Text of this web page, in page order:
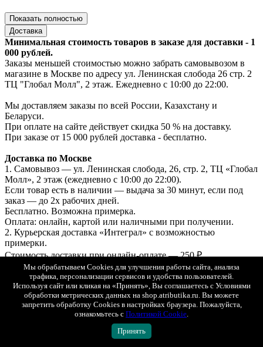
Показать полностью
Доставка
Минимальная стоимость товаров в заказе для доставки - 1
000 рублей.
Заказы меньшей стоимостью можно забрать самовывозом в
магазине в Москве по адресу ул. Ленинская слобода 26 стр. 2
ТЦ "Глобал Молл", 2 этаж. Ежедневно с 10:00 до 22:00.
Мы доставляем заказы по всей России, Казахстану и
Беларуси.
При оплате на сайте действует скидка 50 % на доставку.
При заказе от 15 000 рублей доставка - бесплатно.
Доставка по Москве
1. Самовывоз — ул. Ленинская слобода, 26, стр. 2, ТЦ «Глобал
Молл», 2 этаж (ежедневно с 10:00 до 22:00).
Если товар есть в наличии — выдача за 30 минут, если под
заказ — до 2х рабочих дней.
Бесплатно. Возможна примерка.
Оплата: онлайн, картой или наличными при получении.
2. Курьерская доставка «Интеграл» с возможностью
примерки.
Стоимость доставки при онлайн-оплате — 250 ₽.
Стоимость доставки при оплате при получении — 500 ₽.
3. СДЭК (самовывоз из ПВЗ) с возможностью примерки.
Стоимость рассчитывается в корзине.
Оплата онлайн или при получении.
Доставка в регионы (по всей России)
1. СДЭК (ПВЗ или курьером) с возможностью примерки.
Мы обрабатываем Cookies для улучшения работы сайта, анализа
трафика, персонализации сервисов и удобства пользователей.
Используя сайт или кликая на «Принять», Вы соглашаетесь с Условиями
обработки метрических данных на shop.atributika.ru. Вы можете
запретить обработку Cookies в настройках браузера. Пожалуйста,
ознакомьтесь с Политикой Cookie.
Принять